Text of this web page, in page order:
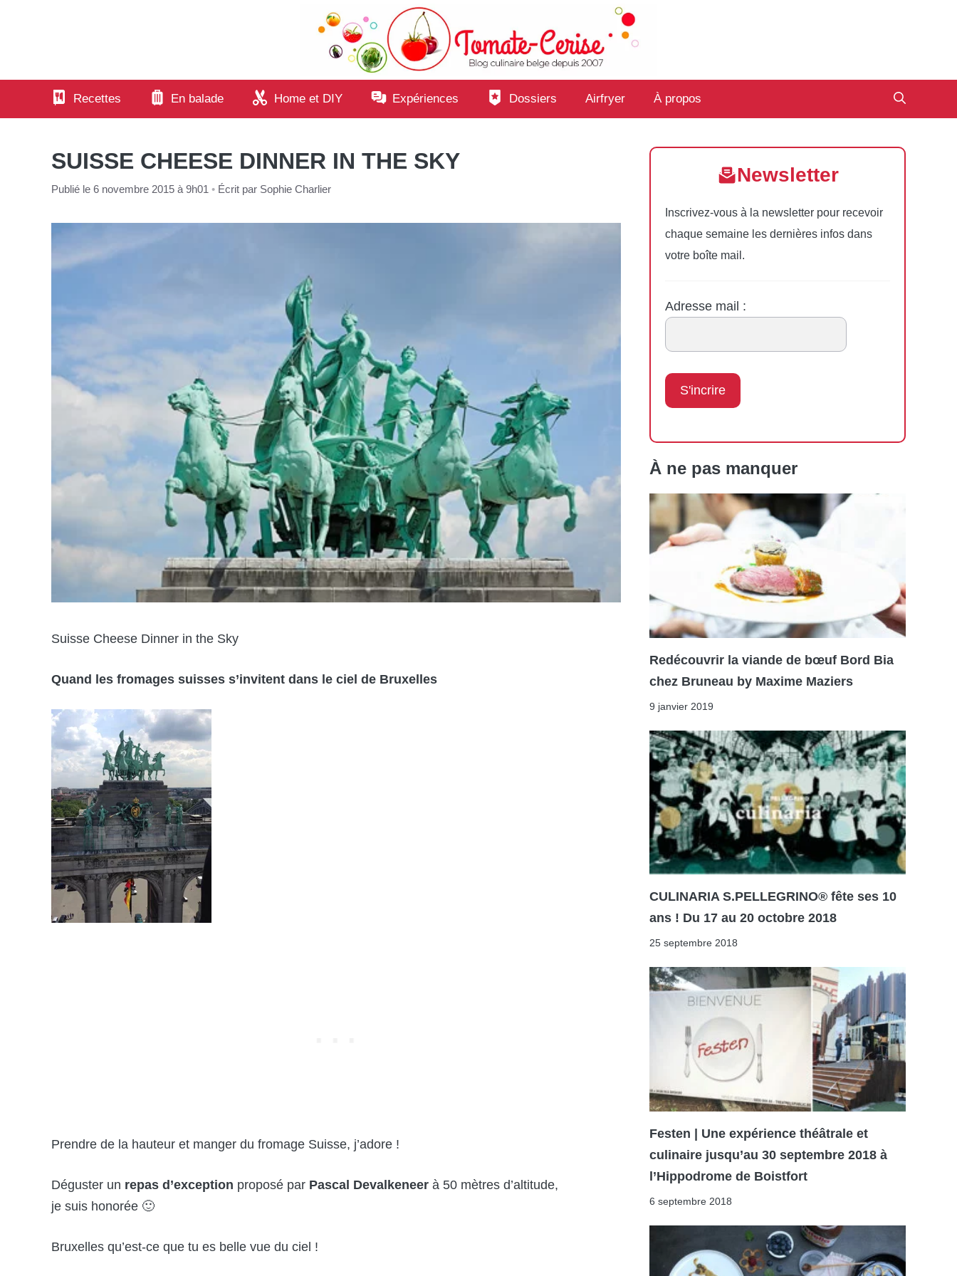
Recettes En balade Home et DIY Expériences Dossiers Airfryer À propos
SUISSE CHEESE DINNER IN THE SKY
Publié le 6 novembre 2015 à 9h01 • Écrit par Sophie Charlier
Suisse Cheese Dinner in the Sky
Quand les fromages suisses s’invitent dans le ciel de Bruxelles
Prendre de la hauteur et manger du fromage Suisse, j’adore !
Déguster un repas d’exception proposé par Pascal Devalkeneer à 50 mètres d’altitude,
je suis honorée 🙂
Bruxelles qu’est-ce que tu es belle vue du ciel !
Newsletter
Inscrivez-vous à la newsletter pour recevoir
chaque semaine les dernières infos dans
votre boîte mail.
Adresse mail :
À ne pas manquer
Redécouvrir la viande de bœuf Bord Bia
chez Bruneau by Maxime Maziers
9 janvier 2019
CULINARIA S.PELLEGRINO® fête ses 10
ans ! Du 17 au 20 octobre 2018
25 septembre 2018
Festen | Une expérience théâtrale et
culinaire jusqu’au 30 septembre 2018 à
l’Hippodrome de Boistfort
6 septembre 2018